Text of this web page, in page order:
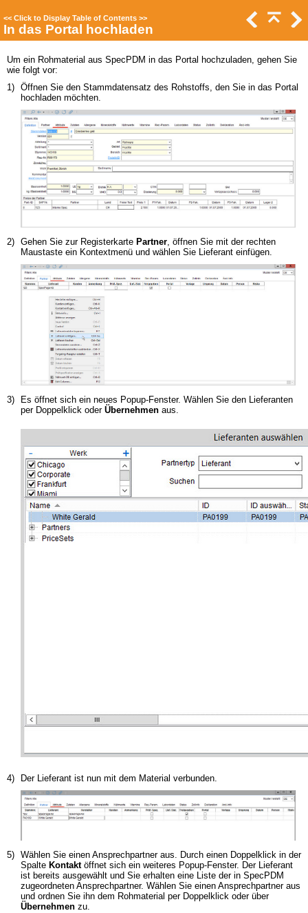
<< Click to Display Table of Contents >>
In das Portal hochladen
Um ein Rohmaterial aus SpecPDM in das Portal hochzuladen, gehen Sie
wie folgt vor:
1) Öffnen Sie den Stammdatensatz des Rohstoffs, den Sie in das Portal
hochladen möchten.
2) Gehen Sie zur Registerkarte Partner , öffnen Sie mit der rechten
Maustaste ein Kontextmenü und wählen Sie Lieferant einfügen.
3)
Es öffnet sich ein neues Popup-Fenster. Wählen Sie den Lieferanten
per Doppelklick oder Übernehmen aus.
4) Der Lieferant ist nun mit dem Material verbunden.
5) Wählen Sie einen Ansprechpartner aus. Durch einen Doppelklick in der
Spalte Kontaktöffnet sich ein weiteres Popup-Fenster. Der Lieferant
ist bereits ausgewählt und Sie erhalten eine Liste der in SpecPDM
zugeordneten Ansprechpartner. Wählen Sie einen Ansprechpartner aus
und ordnen Sie ihn dem Rohmaterial per Doppelklick oder über
Übernehmen zu.